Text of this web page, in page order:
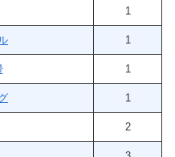
1
1
1
1
2